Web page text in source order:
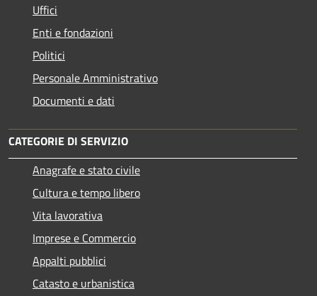
Uffici
Enti e fondazioni
Politici
Personale Amministrativo
Documenti e dati
CATEGORIE DI SERVIZIO
Anagrafe e stato civile
Cultura e tempo libero
Vita lavorativa
Imprese e Commercio
Appalti pubblici
Catasto e urbanistica